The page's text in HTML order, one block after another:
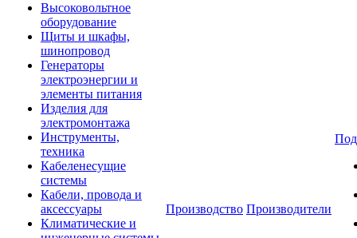
Высоковольтное
оборудование
Щиты и шкафы,
шинопровод
Генераторы
электроэнергии и
элементы питания
Изделия для
электромонтажа
Инструменты,
техника
Кабеленесущие
системы
Кабели, провода и
аксессуары
Климатические и
Производство Производители